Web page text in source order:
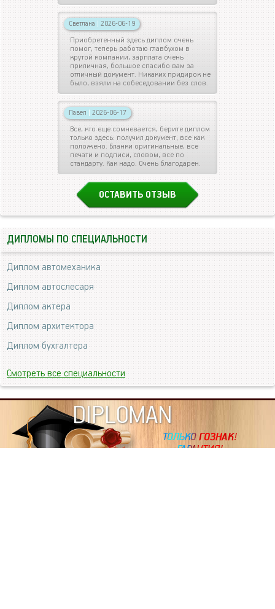
Светлана | 2026-06-19
Приобретенный здесь диплом очень
помог, теперь работаю главбухом в
крутой компании, зарплата очень
приличная, большое спасибо вам за
отличный документ. Никаких придирок не
было, взяли на собеседовании без слов.
Павел | 2026-06-17
Все, кто еще сомневается, берите диплом
только здесь: получил документ, все как
положено. Бланки оригинальные, все
печати и подписи, словом, все по
стандарту. Как надо. Очень благодарен.
ОСТАВИТЬ ОТЗЫВ
ДИПЛОМЫ ПО СПЕЦИАЛЬНОСТИ
Диплом автомеханика
Диплом автослесаря
Диплом актера
Диплом архитектора
Диплом бухгалтера
Смотреть все специальности
DIPLOMAN